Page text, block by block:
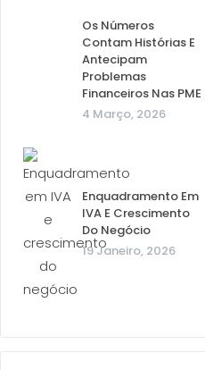
Os Números
Contam Histórias E
Antecipam
Problemas
Financeiros Nas PME
4 Março, 2026
Enquadramento Em
IVA E Crescimento
Do Negócio
19 Janeiro, 2026